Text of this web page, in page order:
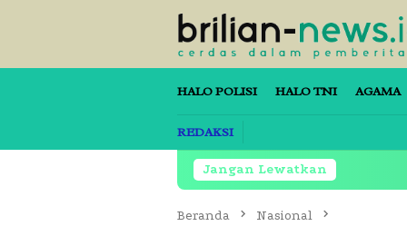
HALO POLISI HALO TNI AGAMA
REDAKSI
Jangan Lewatkan
Beranda Nasional